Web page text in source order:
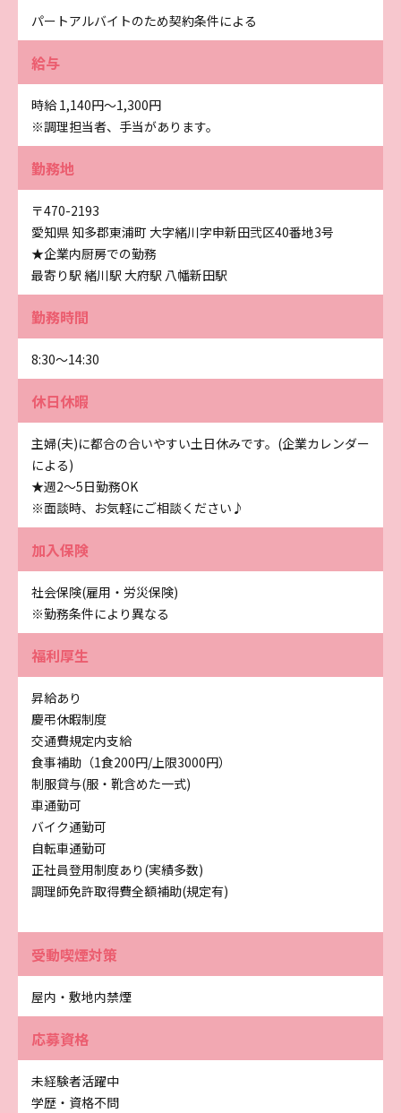
パートアルバイトのため契約条件による
給与
時給 1,140円〜1,300円
※調理担当者、手当があります。
勤務地
〒470-2193
愛知県 知多郡東浦町 大字緒川字申新田弐区40番地3号
★企業内厨房での勤務
最寄り駅 緒川駅 大府駅 八幡新田駅
勤務時間
8:30～14:30
休日休暇
主婦(夫)に都合の合いやすい土日休みです。(企業カレンダー
による)
★週2～5日勤務OK
※面談時、お気軽にご相談ください♪
加入保険
社会保険(雇用・労災保険)
※勤務条件により異なる
福利厚生
昇給あり
慶弔休暇制度
交通費規定内支給
食事補助（1食200円/上限3000円）
制服貸与(服・靴含めた一式)
車通勤可
バイク通勤可
自転車通勤可
正社員登用制度あり(実績多数)
調理師免許取得費全額補助(規定有)
受動喫煙対策
屋内・敷地内禁煙
応募資格
未経験者活躍中
学歴・資格不問